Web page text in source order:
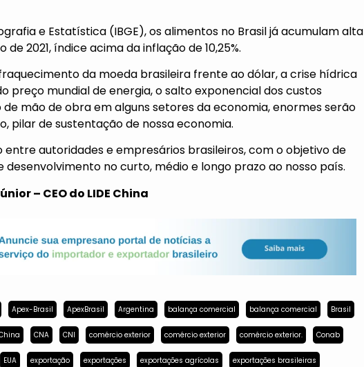
e Estatística (IBGE), os alimentos no Brasil já acumulam alta
2021, índice acima da inflação de 10,25%.
da moeda brasileira frente ao dólar, a crise hídrica
preço mundial de energia, o salto exponencial dos custos
mão de obra em alguns setores da economia, enormes serão
pilar de sustentação de nossa economia.
autoridades e empresários brasileiros, com o objetivo de
no curto, médio e longo prazo ao nosso país.
– CEO do LIDE China
Apex-Brasil ApexBrasil Argentina balança comercial balança comercial Brasil
CNA CNI comércio exterior comércio exterior comércio exterior. Conab
EUA exportação exportações exportações agrícolas exportações brasileiras